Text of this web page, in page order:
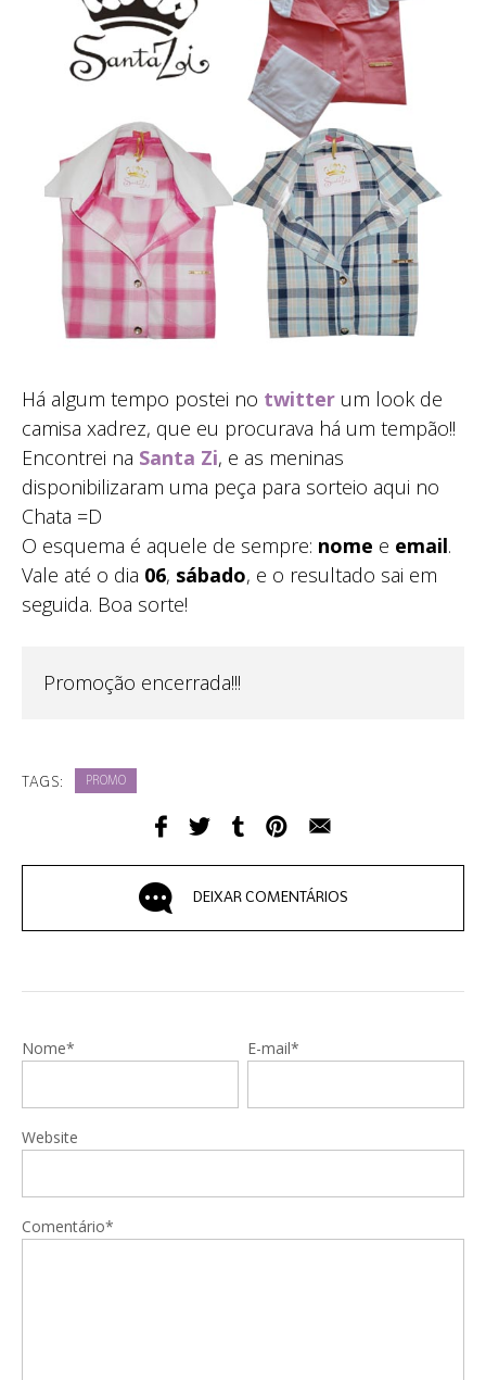
Há algum tempo postei no twitter um look de
camisa xadrez, que eu procurava há um tempão!!
Encontrei na Santa Zi, e as meninas
disponibilizaram uma peça para sorteio aqui no
Chata =D
O esquema é aquele de sempre: nome e email.
Vale até o dia 06, sábado, e o resultado sai em
seguida. Boa sorte!
Promoção encerrada!!!
TAGS: PROMO
DEIXAR COMENTÁRIOS
Nome* E-mail*
Website
Comentário*